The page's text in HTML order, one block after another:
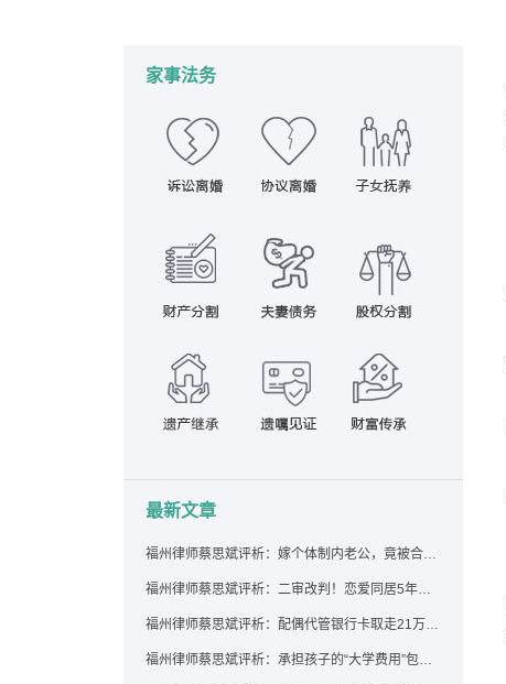
家事法务
最新文章
福州律师蔡思斌评析：嫁个体制内老公，竟被合伙设局背上近百万债务，婚前不查征信真要命！
福州律师蔡思斌评析：二审改判！恋爱同居5年为女友买车，分手后能要回吗？
福州律师蔡思斌评析：配偶代管银行卡取走21万，离婚后这笔钱还要得回来吗？
福州律师蔡思斌评析：承担孩子的“大学费用”包括高额留学费用吗？